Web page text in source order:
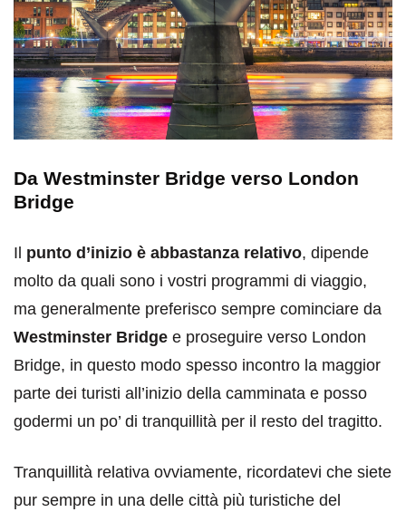
Da Westminster Bridge verso London
Bridge
Il punto d’inizio è abbastanza relativo, dipende
molto da quali sono i vostri programmi di viaggio,
ma generalmente preferisco sempre cominciare da
Westminster Bridge e proseguire verso London
Bridge, in questo modo spesso incontro la maggior
parte dei turisti all’inizio della camminata e posso
godermi un po’ di tranquillità per il resto del tragitto.
Tranquillità relativa ovviamente, ricordatevi che siete
pur sempre in una delle città più turistiche del